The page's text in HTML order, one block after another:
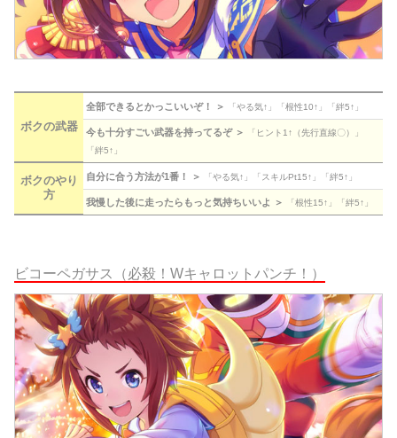
ボクの武器
全部できるとかっこいいぞ！ ＞ 「やる気↑」「根性10↑」「絆5↑」
今も十分すごい武器を持ってるぞ ＞
「ヒント1↑（先行直線〇）」
「絆5↑」
ボクのやり
方
自分に合う方法が1番！ ＞ 「やる気↑」「スキルPt15↑」「絆5↑」
我慢した後に走ったらもっと気持ちいいよ ＞ 「根性15↑」「絆5↑」
ビコーペガサス（必殺！Wキャロットパンチ！）